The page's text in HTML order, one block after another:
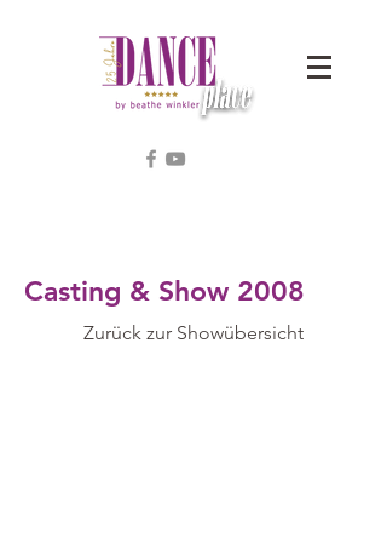
Casting & Show 2008
Zurück zur Showübersicht